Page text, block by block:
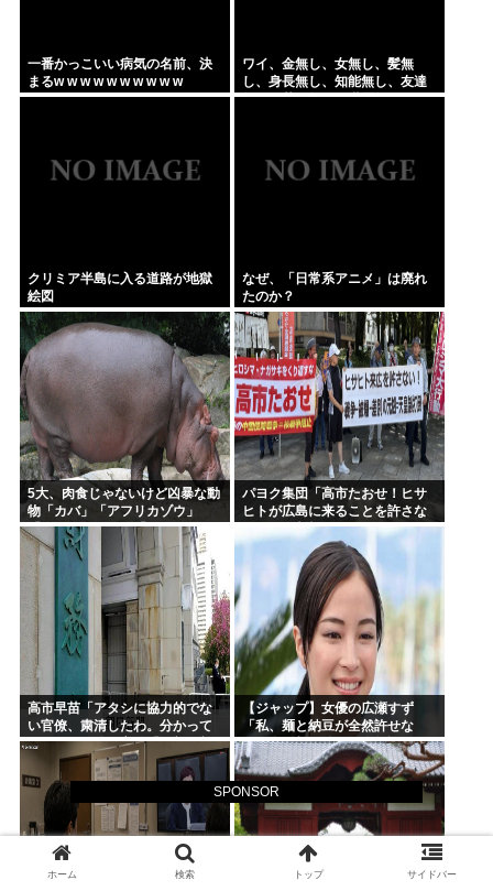
SPONSOR
一番かっこいい病気の名前、決
まるw w w w w w w w w w
ワイ、金無し、女無し、髪無
し、身長無し、知能無し、友達
無し、若さ無し、職歴無し、や
クリミア半島に入る道路が地獄
絵図
なぜ、「日常系アニメ」は廃れ
たのか？
5大、肉食じゃないけど凶暴な動
物「カバ」「アフリカゾウ」
「バッファロー」「コーカサス
オオカブト」
パヨク集団「高市たおせ！ヒサ
ヒトが広島に来ることを許さな
い！天皇制打倒！」
高市早苗「アタシに協力的でな
い官僚、粛清したわ。分かって
るわね？」他の官僚「(ブルブ
【ジャップ】女優の広瀬すず
「私、麺と納豆が全然許せな
い。私、麺と納豆が全然許せな
い 」
ホーム 検索 トップ サイドバー